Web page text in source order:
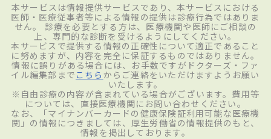
本サービスは情報提供サービスであり、本サービスにおける
医師・医療従事者等による情報の提供は診療行為ではありま
せん。 診療を必要とする方は、医療機関や医師にご相談の
上、専門的な診断を受けるようにしてください。
本サービスで提供する情報の正確性について適正であること
に努めますが、内容を完全に保証するものではありません。
情報に誤りがある場合には、お手数ですがドクターズ・ファ
イル編集部まで こちら からご連絡をいただけますようお願い
いたします。
※自由診療の内容が含まれている場合がございます。費用等
については、直接医療機関にお問い合わせください。
なお、「マイナンバーカードの健康保険証利用可能な医療機
関」の情報につきましては、厚生労働省の情報提供のもと、
情報を掲出しております。